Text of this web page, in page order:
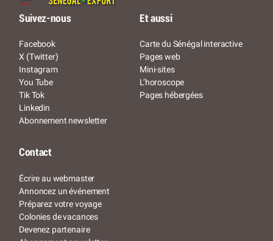
Suivez-nous
Facebook
X (Twitter)
Instagram
You Tube
Tik Tok
Linkedin
Abonnement newsletter
Et aussi
Carte du Sénégal interactive
Pages web
Mini-sites
L’horoscope
Pages hébergées
Contact
Écrire au webmaster
Annoncez un événement
Préparez votre voyage
Colonies de vacances
Devenez partenaire